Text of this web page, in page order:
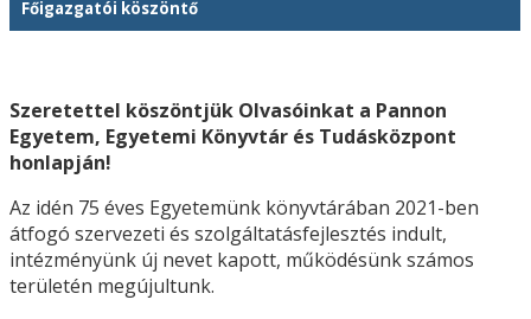
Főigazgatói köszöntő
Szeretettel köszöntjük Olvasóinkat a Pannon
Egyetem, Egyetemi Könyvtár és Tudásközpont
honlapján!
Az idén 75 éves Egyetemünk könyvtárában 2021-ben
átfogó szervezeti és szolgáltatásfejlesztés indult,
intézményünk új nevet kapott, működésünk számos
területén megújultunk.